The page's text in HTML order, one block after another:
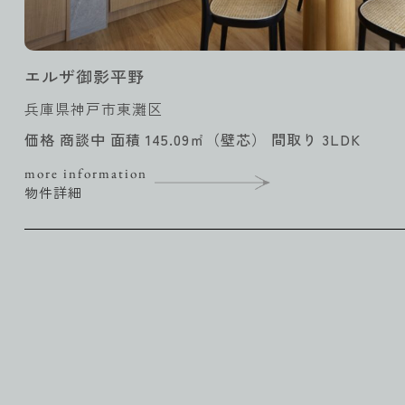
エルザ御影平野
兵庫県神戸市東灘区
価格 商談中 面積 145.09㎡（壁芯） 間取り 3LDK
more information
物件詳細